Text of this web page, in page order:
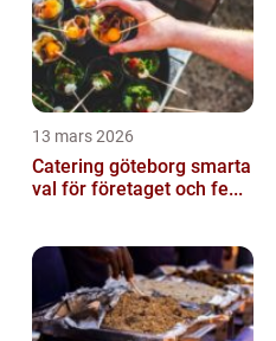
13 mars 2026
Catering göteborg smarta
val för företaget och fe...